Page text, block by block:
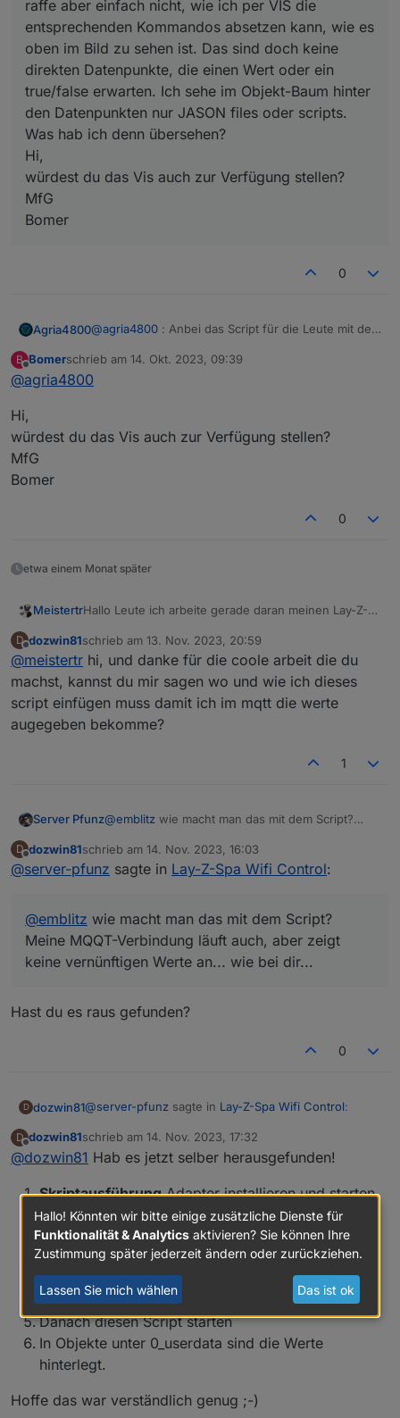
scheint mir hier bei den Temperaturen etwas kritisch…
Projekt und bedanke mich bei euch allen für die
raffe aber einfach nicht, wie ich per VIS die
entsprechenden Kommandos absetzen kann, wie es
oben im Bild zu sehen ist. Das sind doch keine
direkten Datenpunkte, die einen Wert oder ein
true/false erwarten. Ich sehe im Objekt-Baum hinter
den Datenpunkten nur JASON files oder scripts.
Was hab ich denn übersehen?
Hi,
würdest du das Vis auch zur Verfügung stellen?
MfG
Bomer
0
Agria4800@agria4800 : Anbei das Script für die Leute mit dem
Düsen) ;-)
B
Offline
Bomerschrieb am 14. Okt. 2023, 09:39
zuletzt editiert von
@agria4800
Hi,
würdest du das Vis auch zur Verfügung stellen?
MfG
Bomer
0
etwa einem Monat später
MeistertrHallo Leute ich arbeite gerade daran meinen Lay-Z-
tolles Projekt gestoßen mit einem Esp8266 Wollte
hierfür die Platinen bestellen hat noch jemand zufällig
Interesse? Eine Platine alleine ist ein bisschen zu
teuer... würde zwischen 6 und 11 Euro liegen die
platine je nachdem wieviele es werden...
Platine :
https://easyeda.com/editor#id=a1b94bf9fc01407591a
9e0fec6a813b3
Projekt:
https://github.com/visualapproach/WiFi-
remote-for-Bestway-Lay-Z-SPA
Wollte am Wochenende mal ein Testaufbau machen...
und werde berichten...
PS: ich selbst habe einen Palm-Springs
{
  "LCK": 0,
  "PWR": 0,
  "GRN": 0,
  "RED": 0,
  "TGT": 22,
  "CH2": 49,
const ID = '0_userdata.0.LazySpa';
const debug = true;
/*
  "CONTENT": "TIMES",
  "CLTIME": 1644734714,
  "FTIME": 1644734719,
  "UPTIME": 41660,
  "PUMPTIME": 50,
  "HEATINGTIME": 24,
  "AIRTIME": 512,
  "JETTIME": 4294966,
  "COST": 0,
  "FINT": 4294967295,
  "CLINT": 4294967295,
  "KWH": null,
  "TTTT": -74677
D
Offline
dozwin81schrieb am 13. Nov. 2023, 20:59
zuletzt editiert von
@meistertr hi, und danke für die coole arbeit die du
machst, kannst du mir sagen wo und wie ich dieses
script einfügen muss damit ich im mqtt die werte
augegeben bekomme?
1
Server Pfunz@emblitz wie macht man das mit dem Script?
keine vernünftigen Werte an... wie bei dir...
D dozwin81schrieb am 14. Nov. 2023, 16:03
zuletzt editiert von
@server-pfunz sagte in Lay-Z-Spa Wifi Control:
@emblitz wie macht man das mit dem Script?
Meine MQQT-Verbindung läuft auch, aber zeigt
keine vernünftigen Werte an... wie bei dir...
Hast du es raus gefunden?
0
D dozwin81@server-pfunz sagte in Lay-Z-Spa Wifi Control:
@emblitzwie macht man das mit dem Script?
keine vernünftigen Werte an... wie bei dir...
Hast du es raus gefunden?
D
Offline
dozwin81schrieb am 14. Nov. 2023, 17:32
zuletzt editiert von
@dozwin81 Hab es jetzt selber herausgefunden!
SkriptausführungAdapter installieren und starten
In der Linken Leiste auf das Blaue JS Symbol
klicken
In common ein neues Javascript erstellen und dem
einen Namen geben z.b Pool1
Dann dort den Script einfügen
Danach diesen Script starten
In Objekte unter 0_userdata sind die Werte
hinterlegt.
Hoffe das war verständlich genug ;-)
Hallo! Könnten wir bitte einige zusätzliche Dienste für
Funktionalität & Analytics aktivieren? Sie können Ihre
Zustimmung später jederzeit ändern oder zurückziehen.
Lassen Sie mich wählen Das ist ok